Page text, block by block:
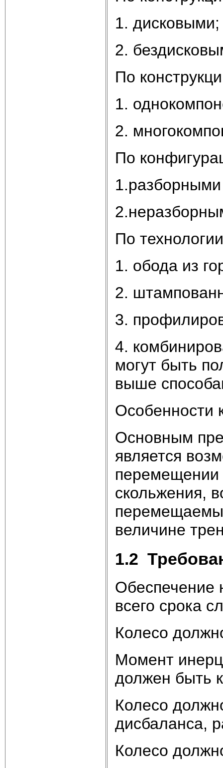
1. дисковыми;
2.
По
1.
2.
По
По
1. обода из
2.
3.
4.
могут быть
выше
Особенности
Основным
является
перемещении
скольжения,
величине
1.2
Обеспечение
всего срока
Колесо
Момент
должен быть
Колесо
дисбаланса,
Колесо